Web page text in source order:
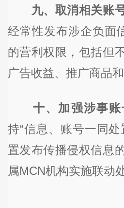
九、取消相关账
经常性发布涉企负面
的营利权限，包括但
广告收益、推广商品和
十、加强涉事账
持“信息、账号一同
置发布传播侵权信息
属MCN机构实施联动